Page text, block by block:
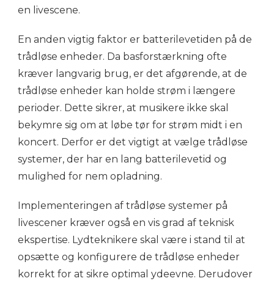
en livescene.
En anden vigtig faktor er batterilevetiden på de
trådløse enheder. Da basforstærkning ofte
kræver langvarig brug, er det afgørende, at de
trådløse enheder kan holde strøm i længere
perioder. Dette sikrer, at musikere ikke skal
bekymre sig om at løbe tør for strøm midt i en
koncert. Derfor er det vigtigt at vælge trådløse
systemer, der har en lang batterilevetid og
mulighed for nem opladning.
Implementeringen af trådløse systemer på
livescener kræver også en vis grad af teknisk
ekspertise. Lydteknikere skal være i stand til at
opsætte og konfigurere de trådløse enheder
korrekt for at sikre optimal ydeevne. Derudover